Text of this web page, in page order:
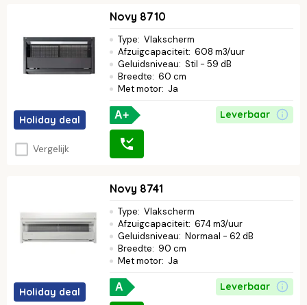
Holiday deal
Vergelijk
Novy 8710
Type: Vlakscherm
Afzuigcapaciteit: 608 m3/uur
Geluidsniveau: Stil - 59 dB
Breedte: 60 cm
Met motor: Ja
A+ Leverbaar
Holiday deal
Novy 8741
Type: Vlakscherm
Afzuigcapaciteit: 674 m3/uur
Geluidsniveau: Normaal - 62 dB
Breedte: 90 cm
Met motor: Ja
A Leverbaar